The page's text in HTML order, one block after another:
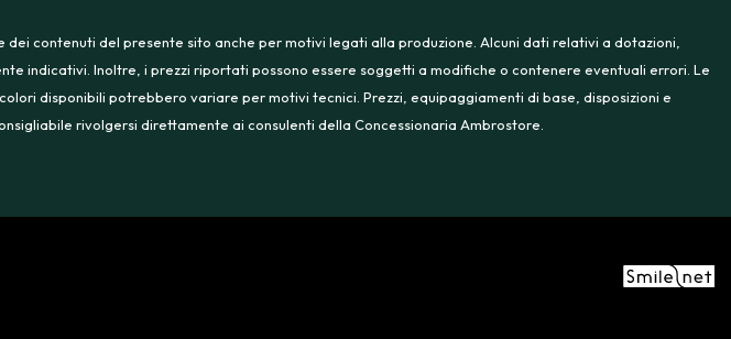
contenuti del presente sito anche per motivi legati alla produzione. Alcuni dati relativi a dotazioni,
indicativi. Inoltre, i prezzi riportati possono essere soggetti a modifiche o contenere eventuali errori. Le
disponibili potrebbero variare per motivi tecnici. Prezzi, equipaggiamenti di base, disposizioni e
rivolgersi direttamente ai consulenti della Concessionaria Ambrostore.